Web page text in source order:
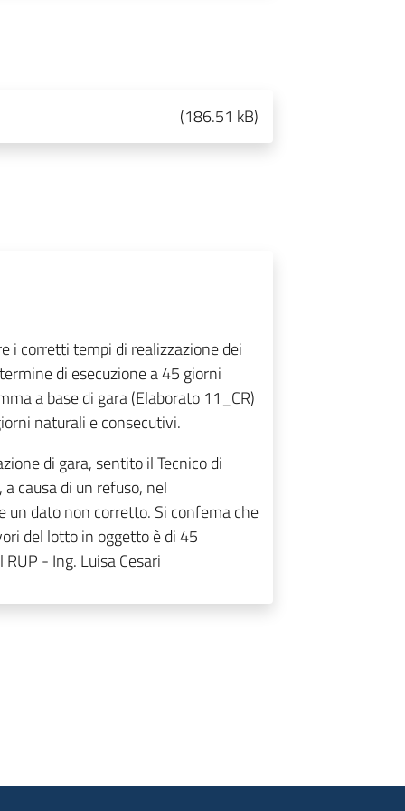
(186.51 kB)
i corretti tempi di realizzazione dei
di esecuzione a 45 giorni
a base di gara (Elaborato 11_CR)
naturali e consecutivi.
di gara, sentito il Tecnico di
causa di un refuso, nel
un dato non corretto. Si confema che
del lotto in oggetto è di 45
- Ing. Luisa Cesari